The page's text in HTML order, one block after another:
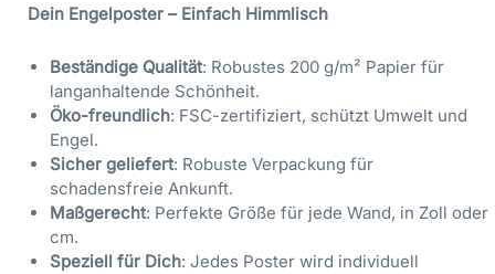
Dein Engelposter – Einfach Himmlisch
Beständige Qualität: Robustes 200 g/m² Papier für
langanhaltende Schönheit.
Öko-freundlich: FSC-zertifiziert, schützt Umwelt und
Engel.
Sicher geliefert: Robuste Verpackung für
schadensfreie Ankunft.
Maßgerecht: Perfekte Größe für jede Wand, in Zoll oder
cm.
Speziell für Dich: Jedes Poster wird individuell